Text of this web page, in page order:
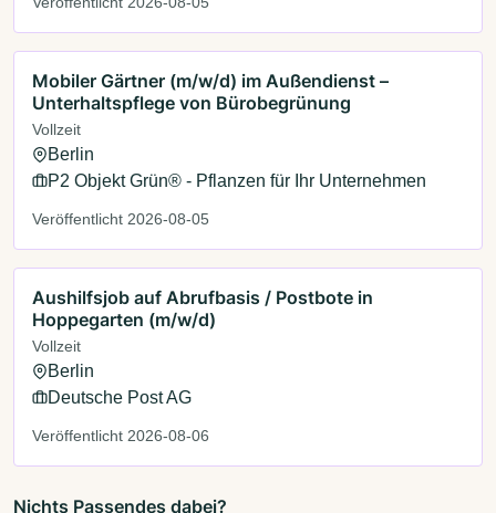
Mobiler Gärtner (m/w/d) im Außendienst –
Unterhaltspflege von Bürobegrünung
Vollzeit
Berlin
P2 Objekt Grün® - Pflanzen für Ihr Unternehmen
Veröffentlicht 2026-08-05
Aushilfsjob auf Abrufbasis / Postbote in
Hoppegarten (m/w/d)
Vollzeit
Berlin
Deutsche Post AG
Veröffentlicht 2026-08-06
Nichts Passendes dabei?